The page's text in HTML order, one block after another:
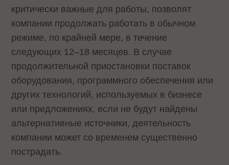
критически важные для работы, позволят
компании продолжать работать в обычном
режиме, по крайней мере, в течение
следующих 12–18 месяцев. В случае
продолжительной приостановки поставок
оборудования, программного обеспечения или
других технологий, используемых в бизнесе
или предложениях, если не будут найдены
альтернативные источники, деятельность
компании может со временем существенно
пострадать.